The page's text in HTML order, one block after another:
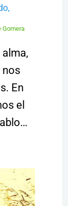
Gomera
nos
En
el